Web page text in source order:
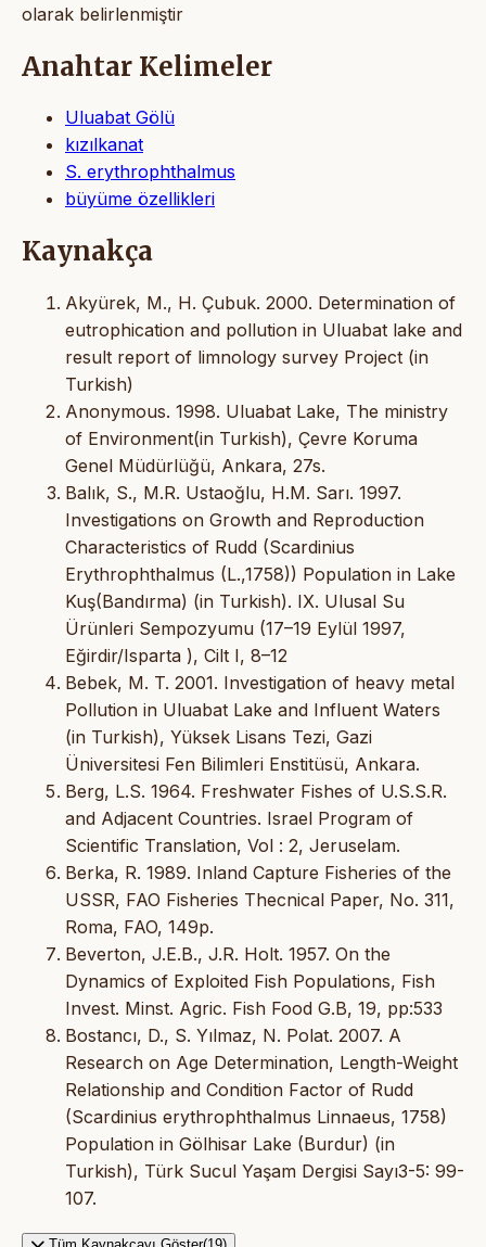
olarak belirlenmiştir
Anahtar Kelimeler
Uluabat Gölü
kızılkanat
S. erythrophthalmus
büyüme özellikleri
Kaynakça
Akyürek, M., H. Çubuk. 2000. Determination of
eutrophication and pollution in Uluabat lake and
result report of limnology survey Project (in
Turkish)
Anonymous. 1998. Uluabat Lake, The ministry
of Environment(in Turkish), Çevre Koruma
Genel Müdürlüğü, Ankara, 27s.
Balık, S., M.R. Ustaoğlu, H.M. Sarı. 1997.
Investigations on Growth and Reproduction
Characteristics of Rudd (Scardinius
Erythrophthalmus (L.,1758)) Population in Lake
Kuş(Bandırma) (in Turkish). IX. Ulusal Su
Ürünleri Sempozyumu (17–19 Eylül 1997,
Eğirdir/Isparta ), Cilt I, 8–12
Bebek, M. T. 2001. Investigation of heavy metal
Pollution in Uluabat Lake and Influent Waters
(in Turkish), Yüksek Lisans Tezi, Gazi
Üniversitesi Fen Bilimleri Enstitüsü, Ankara.
Berg, L.S. 1964. Freshwater Fishes of U.S.S.R.
and Adjacent Countries. Israel Program of
Scientific Translation, Vol : 2, Jeruselam.
Berka, R. 1989. Inland Capture Fisheries of the
USSR, FAO Fisheries Thecnical Paper, No. 311,
Roma, FAO, 149p.
Beverton, J.E.B., J.R. Holt. 1957. On the
Dynamics of Exploited Fish Populations, Fish
Invest. Minst. Agric. Fish Food G.B, 19, pp:533
Bostancı, D., S. Yılmaz, N. Polat. 2007. A
Research on Age Determination, Length-Weight
Relationship and Condition Factor of Rudd
(Scardinius erythrophthalmus Linnaeus, 1758)
Population in Gölhisar Lake (Burdur) (in
Turkish), Türk Sucul Yaşam Dergisi Sayı3-5: 99-
107.